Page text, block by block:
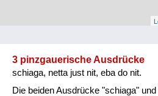
Kategorie
3 pinzgauerische Ausdrücke
schiaga, netta just nit, eba do nit.
Die beiden Ausdrücke "schiaga"